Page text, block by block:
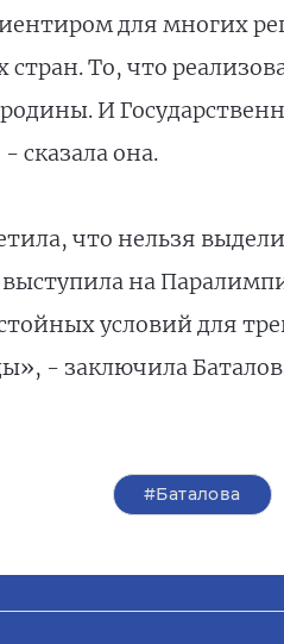
для многих
стран. То, что
И
сказала она.
что нельзя
на
условий для
- заключила
#Баталова